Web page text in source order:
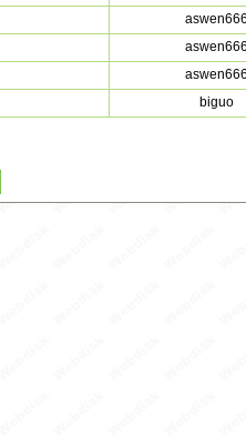
aswen666
aswen666
aswen666
biguo